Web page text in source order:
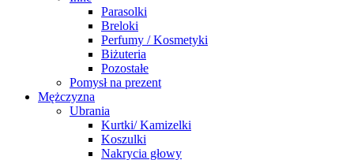
Parasolki
Breloki
Perfumy / Kosmetyki
Biżuteria
Pozostałe
Pomysł na prezent
Mężczyzna
Ubrania
Kurtki/ Kamizelki
Koszulki
Nakrycia głowy